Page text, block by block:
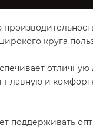
круга
и
поддерживать